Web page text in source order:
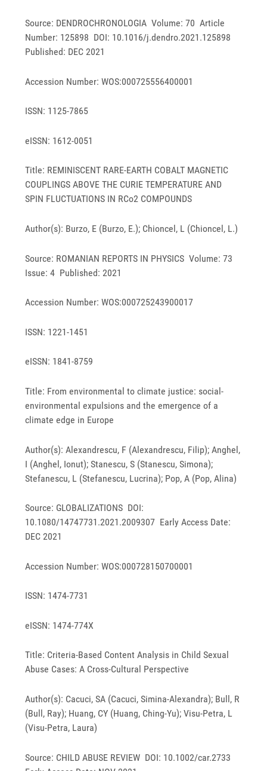
Source: DENDROCHRONOLOGIA Volume: 70 Article
Number: 125898 DOI: 10.1016/j.dendro.2021.125898
Published: DEC 2021
Accession Number: WOS:000725556400001
ISSN: 1125-7865
eISSN: 1612-0051
Title: REMINISCENT RARE-EARTH COBALT MAGNETIC
COUPLINGS ABOVE THE CURIE TEMPERATURE AND
SPIN FLUCTUATIONS IN RCo2 COMPOUNDS
Author(s): Burzo, E (Burzo, E.); Chioncel, L (Chioncel, L.)
Source: ROMANIAN REPORTS IN PHYSICS Volume: 73
Issue: 4 Published: 2021
Accession Number: WOS:000725243900017
ISSN: 1221-1451
eISSN: 1841-8759
Title: From environmental to climate justice: social-
environmental expulsions and the emergence of a
climate edge in Europe
Author(s): Alexandrescu, F (Alexandrescu, Filip); Anghel,
I (Anghel, Ionut); Stanescu, S (Stanescu, Simona);
Stefanescu, L (Stefanescu, Lucrina); Pop, A (Pop, Alina)
Source: GLOBALIZATIONS DOI:
10.1080/14747731.2021.2009307 Early Access Date:
DEC 2021
Accession Number: WOS:000728150700001
ISSN: 1474-7731
eISSN: 1474-774X
Title: Criteria-Based Content Analysis in Child Sexual
Abuse Cases: A Cross-Cultural Perspective
Author(s): Cacuci, SA (Cacuci, Simina-Alexandra); Bull, R
(Bull, Ray); Huang, CY (Huang, Ching-Yu); Visu-Petra, L
(Visu-Petra, Laura)
Source: CHILD ABUSE REVIEW DOI: 10.1002/car.2733